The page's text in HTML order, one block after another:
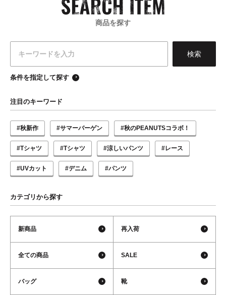
商品を探す
条件を指定して探す
注目のキーワード
#秋新作 #サマーバーゲン #秋のPEANUTSコラボ！
#Tシャツ #Tシャツ #涼しいパンツ #レース
#UVカット #デニム #パンツ
カテゴリから探す
新商品 再入荷
全ての商品 SALE
バッグ 靴